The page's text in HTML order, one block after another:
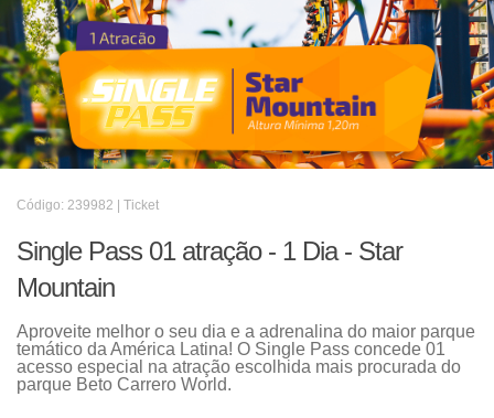
Código: 239982 | Ticket
Single Pass 01 atração - 1 Dia - Star
Mountain
Aproveite melhor o seu dia e a adrenalina do maior parque
temático da América Latina! O Single Pass concede 01
acesso especial na atração escolhida mais procurada do
parque Beto Carrero World.